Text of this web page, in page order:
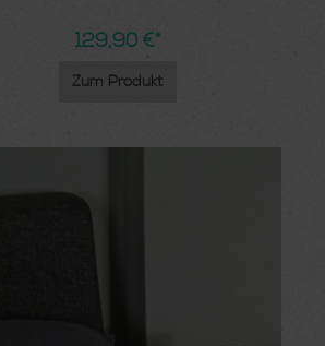
129,90 €*
Zum Produkt